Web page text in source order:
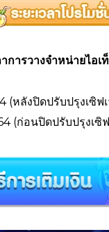
าการวางจำหน่ายไอเ
(หลังปิดปรับปรุงเซิฟ
(ก่อนปิดปรับปรุงเซิฟ